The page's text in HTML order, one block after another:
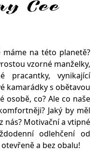
na této planetě?
vzorné manželky,
pracantky, vynikající
kamarádky s obětavou
osobě, co? Ale co naše
Jaký by měl
nás? Motivační a vtipné
odlehčení od
a bez obalu!